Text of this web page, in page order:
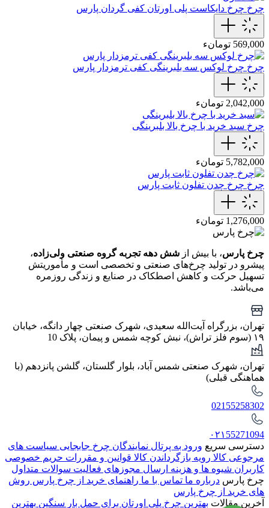
چرخ چرخ دایکاست پلی اورتان کفی گردان پارس
569,000 تومانء
چرخ چرخ لوکس سه بلبرینگی کفی ترمزدار پارس
2,042,000 تومانء
چرخ سبد خرید با چرخ بالا بلبرینگی
5,782,000 تومانء
چرخ چرخ چدن تفلون ثابت پارس
1,276,000 تومانء
چرخ پارس، با بیش از شش دهه تجربه گروه صنعتی ولی‌زاده،
پیشرو در تولید چرخ‌های صنعتی و تخصصی است و مأموریتش
تسهیل حرکت و کاهش اصطکاک در صنایع و زندگی روزمره
می‌باشد.
تهران، بزرگراه آیت‌الله سعیدی، شهرک صنعتی چهار دانگه، خیابان
۱۹ (سوم فلز تراش)، نبش کوچه شمس و پیمان، پلاک 10
تهران، شهرک صنعتی شمس آباد، بلوار گلستان، گلشن پانزدهم (با
هماهنگی قبلی)
02155258302
۰۲۱55271094
دسترسی سریع ورود به پرتال نمایندگان چرخ جابجایی سیاست های
مرجوعی کالا رویه بازگرداندن کالا قوانین و مقررات حریم خصوصی
کاربران شیوه ها و هزینه ارسال مجوزهای فعالیت سوالات متداول
چرخ پارس درباره ما تماس با ما راهنمای خرید از چرخ پارس روش
های خرید از چرخ پارس
آخرین مقالات بهترین چرخ پلی اورتان برای حمل بار سنگین بهترین